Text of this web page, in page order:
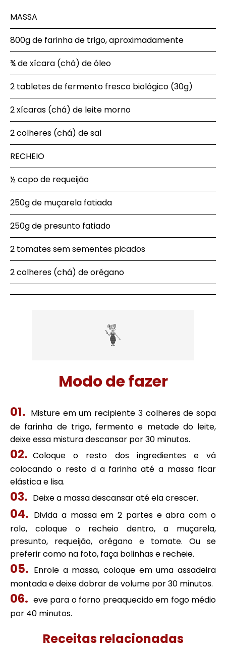
MASSA
800g de farinha de trigo, aproximadamente
¾ de xícara (chá) de óleo
2 tabletes de fermento fresco biológico (30g)
2 xícaras (chá) de leite morno
2 colheres (chá) de sal
RECHEIO
½ copo de requeijão
250g de muçarela fatiada
250g de presunto fatiado
2 tomates sem sementes picados
2 colheres (chá) de orégano
Modo de fazer
Misture em um recipiente 3 colheres de sopa
de farinha de trigo, fermento e metade do leite,
deixe essa mistura descansar por 30 minutos.
Coloque o resto dos ingredientes e vá
colocando o resto d a farinha até a massa ficar
elástica e lisa.
Deixe a massa descansar até ela crescer.
Divida a massa em 2 partes e abra com o
rolo, coloque o recheio dentro, a muçarela,
presunto, requeijão, orégano e tomate. Ou se
preferir como na foto, faça bolinhas e recheie.
Enrole a massa, coloque em uma assadeira
montada e deixe dobrar de volume por 30 minutos.
eve para o forno preaquecido em fogo médio
por 40 minutos.
Receitas relacionadas